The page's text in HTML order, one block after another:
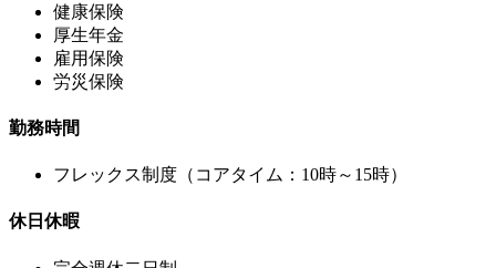
健康保険
厚生年金
雇用保険
労災保険
勤務時間
フレックス制度（コアタイム：10時～15時）
休日休暇